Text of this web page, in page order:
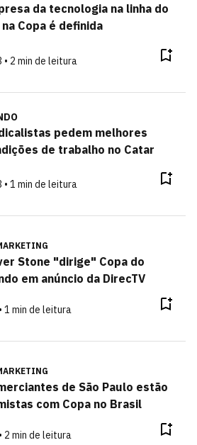
da tecnologia na linha do
Copa é definida
2 min de leitura
pedem melhores
de trabalho no Catar
1 min de leitura
Stone "dirige" Copa do
em anúncio da DirecTV
1 min de leitura
de São Paulo estão
com Copa no Brasil
2 min de leitura